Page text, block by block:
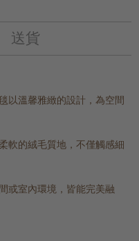
送貨
以溫馨雅緻的設計，為空間
軟的絨毛質地，不僅觸感細
或室內環境，皆能完美融